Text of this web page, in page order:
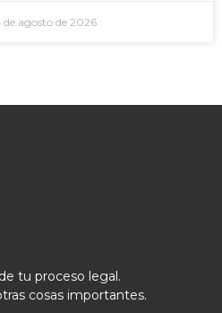
de agosto de 2026
tu proceso legal.
cosas importantes.